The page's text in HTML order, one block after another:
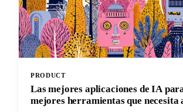
PRODUCT
Las mejores aplicaciones de IA
mejores herramientas que necesita